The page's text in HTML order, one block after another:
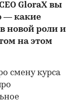
GloraX вы
— какие
новой роли и
на этом
смену курса